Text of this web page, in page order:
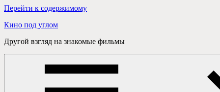
Перейти к содержимому
Кино под углом
Другой взгляд на знакомые фильмы